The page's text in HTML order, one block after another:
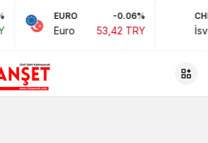
EURO -0.06%
Euro 53,42 TRY
CHF